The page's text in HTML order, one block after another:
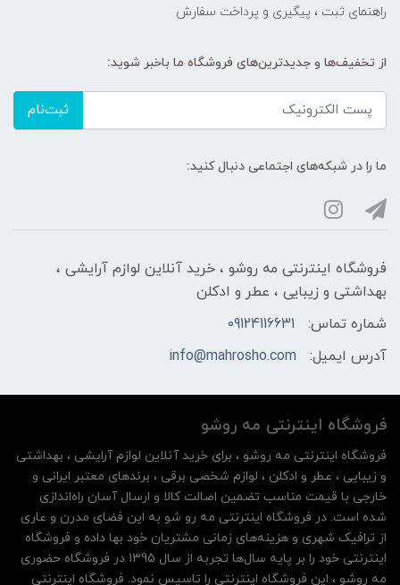
راهنمای ثبت ، پیگیری و پرداخت سفارش
از تخفیف‌ها و جدیدترین‌های فروشگاه ما باخبر شوید:
ثبت‌نام
ما را در شبکه‌های اجتماعی دنبال کنید:
فروشگاه اینترنتی مه‌ رو‌شو ، خرید آنلاین لوازم آرایشی ،
بهداشتی و زیبایی ، عطر و ادکلن
شماره تماس:
09124116631
آدرس ایمیل:
info@mahrosho.com
فروشگاه اینترنتی مه‌ رو‌شو
فروشگاه اینترنتی مه‌ رو‌شو ، برای خرید آنلاین لوازم آرایشی ، بهداشتی
و زیبایی ، عطر و ادکلن ، لوازم شخصی برقی ، برندهای معتبر ایرانی و
خارجی با قیمت مناسب تضمین اصالت کالا و ارسال آسان راه‌اندازی
شده است. در فروشگاه اینترنتی مه رو شو به این فضای مدرن و عاری
از ترافیک شهری و هزینه‌های زمانی مشتریان خود بها داده و فروشگاه
اینترنتی خود را بر پایه سال‌ها تجربه از سال 1395 در فروشگاه حضوری
مه روشو ، این فروشگاه اینترنتی را تاسیس نمود. فروشگاه اینترنتی